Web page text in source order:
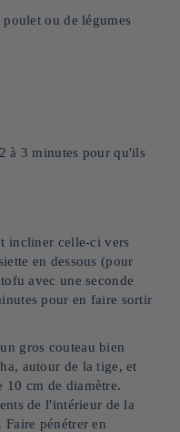
ou de légumes
à 3 minutes pour qu'ils
incliner celle-ci vers
en dessous (pour
avec une seconde
pour en faire sortir
gros couteau bien
autour de la tige, et
10 cm de diamètre.
de l'intérieur de la
pénétrer en